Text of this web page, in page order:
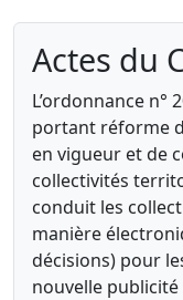
Actes du
L’ordonnance n°
portant réforme
en vigueur et de
collectivités
conduit les
manière
décisions) pour
nouvelle